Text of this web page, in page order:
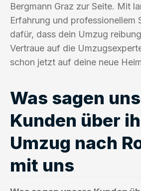
Bergmann Graz zur Seite. Mit
Erfahrung und professionellem
dafür, dass dein Umzug
Vertraue auf die
schon jetzt auf deine neue
Was sagen
Kunden über
Umzug nach
mit uns